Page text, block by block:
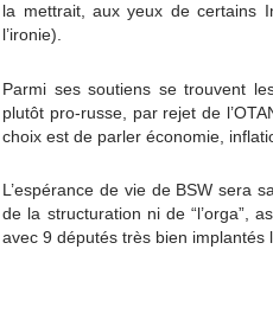
la mettrait, aux yeux de certains
l’ironie).
Parmi ses soutiens se trouvent
plutôt pro-russe, par rejet de
choix est de parler économie,
L’espérance de vie de BSW sera
de la structuration ni de “l’orga”,
avec 9 députés très bien implantés